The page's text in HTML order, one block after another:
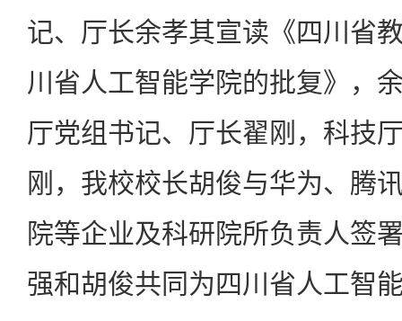
记、厅长余孝其宣读《四川省
川省人工智能学院的批复》，
厅党组书记、厅长翟刚，科技
刚，我校校长胡俊与华为、腾
院等企业及科研院所负责人签
强和胡俊共同为四川省人工智